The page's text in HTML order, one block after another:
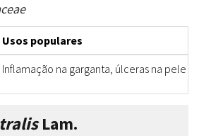
Usos populares
Inflamação na garganta, úlceras na pele
Lam.